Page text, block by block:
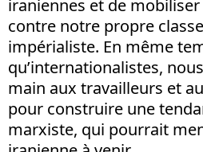
iraniennes et de
contre notre propre
impérialiste. En même
qu’internationalistes,
main aux travailleurs et
pour construire une
marxiste, qui pourrait